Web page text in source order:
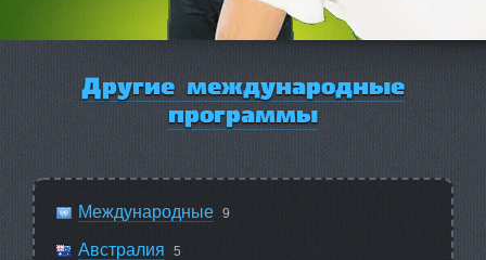
Другие международные
программы
Международные 9
Австралия 5